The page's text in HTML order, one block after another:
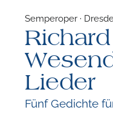
Semperoper ·
Lieder
Fünf Gedichte